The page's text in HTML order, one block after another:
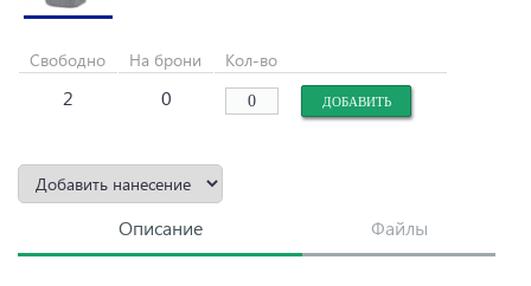
Свободно На брони Кол-во
2 0
Описание Файлы